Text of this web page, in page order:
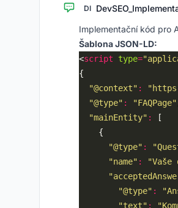
DI
Implementační kód pro
Šablona JSON-LD:
<script type=
"@context" :
"@type" : "FAQPage"
"mainEntity" :
"@type" :
"name" : "Vaše
"@type" :
"text" :